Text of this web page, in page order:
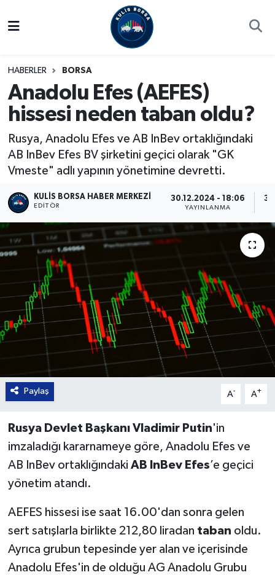
HABERLER BORSA
Anadolu Efes (AEFES)
hissesi neden taban oldu?
Rusya, Anadolu Efes ve AB InBev ortaklığındaki
AB InBev Efes BV şirketini geçici olarak "GK
Vmeste" adlı yapının yönetimine devretti.
KULIS BORSA HABER MERKEZI
EDITÖR
30.12.2024 - 18:06
YAYINLANMA
Paylaş A- A+
Rusya Devlet Başkanı Vladimir Putin'in
imzaladığı kararnameye göre, Anadolu Efes ve
AB InBev ortaklığındaki AB InBev Efes’e geçici
yönetim atandı.
AEFES hissesi ise saat 16.00'dan sonra gelen
sert satışlarla birlikte 212,80 liradan taban oldu.
Ayrıca grubun tepesinde yer alan ve içerisinde
Anadolu Efes'in de olduğu AG Anadolu Grubu
Kulis Haber
Halka Arzlar
Ekonomi
Süper Lig Puan Durumu ve Fikstür
Tüm Manşetler
Son Dakika Haberleri
Haber Arşivi